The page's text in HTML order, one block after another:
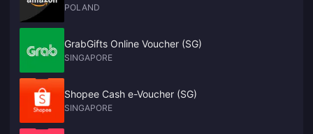
POLAND
GrabGifts Online Voucher (SG)
SINGAPORE
Shopee Cash e-Voucher (SG)
SINGAPORE